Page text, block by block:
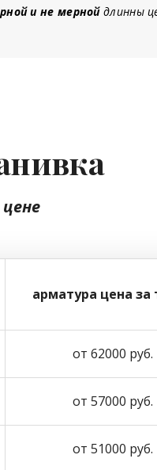
и не мернойдлинны
арматура цена за
от 62000 руб.
от 57000 руб.
от 51000 руб.